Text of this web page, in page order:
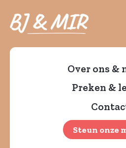
Over ons &
Preken &
Steun onze